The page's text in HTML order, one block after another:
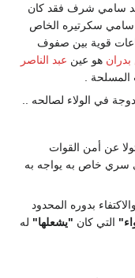
سامي شرف فقد كان
سامي سكرتيره الخاص
قوية بين صفوف
هو عين عبد الناصر
.
في الولاء لصالحه ..
عن أمن القوات
سري خاص به يواجه به
والاكتفاء بدوره المحدود
التي كان "يشعلها" له